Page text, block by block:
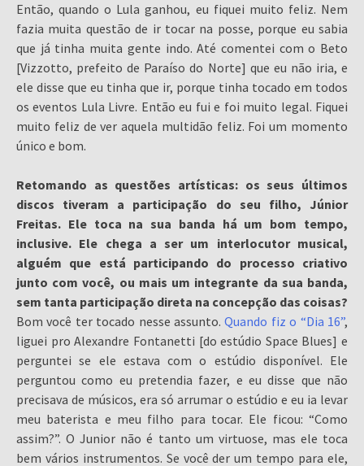
Então, quando o Lula ganhou, eu fiquei muito feliz. Nem
fazia muita questão de ir tocar na posse, porque eu sabia
que já tinha muita gente indo. Até comentei com o Beto
[Vizzotto, prefeito de Paraíso do Norte] que eu não iria, e
ele disse que eu tinha que ir, porque tinha tocado em todos
os eventos Lula Livre. Então eu fui e foi muito legal. Fiquei
muito feliz de ver aquela multidão feliz. Foi um momento
único e bom.
Retomando as questões artísticas: os seus últimos
discos tiveram a participação do seu filho, Júnior
Freitas. Ele toca na sua banda há um bom tempo,
inclusive. Ele chega a ser um interlocutor musical,
alguém que está participando do processo criativo
junto com você, ou mais um integrante da sua banda,
sem tanta participação direta na concepção das coisas?
Bom você ter tocado nesse assunto.Quando fiz o “Dia 16”,
liguei pro Alexandre Fontanetti [do estúdio Space Blues] e
perguntei se ele estava com o estúdio disponível. Ele
perguntou como eu pretendia fazer, e eu disse que não
precisava de músicos, era só arrumar o estúdio e eu ia levar
meu baterista e meu filho para tocar. Ele ficou: “Como
assim?”. O Junior não é tanto um virtuose, mas ele toca
bem vários instrumentos. Se você der um tempo para ele,